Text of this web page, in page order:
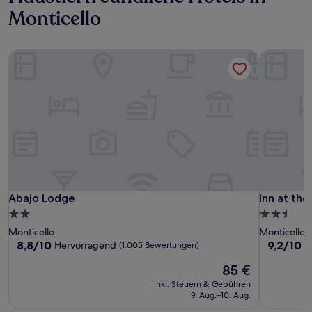
Monticello
Abajo Lodge
Abajo Lodge
2.0-
Sterne-
Unterkunft
Monticello
8.8
8,8/10 Hervorragend (1.005 Bewertungen)
Der
Preis
beträgt
85 €
inkl. Steuern & Gebühren
9. Aug.–10. Aug.
Inn at the
Inn at the
2.5-
Sterne-
Monticello
9.2
9,2/10